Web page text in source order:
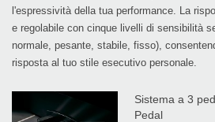
l'espressività della tua performance. La
e regolabile con cinque livelli di sensibilità
normale, pesante, stabile, fisso),
risposta al tuo stile esecutivo personale.
Sistema a 3
Pedal